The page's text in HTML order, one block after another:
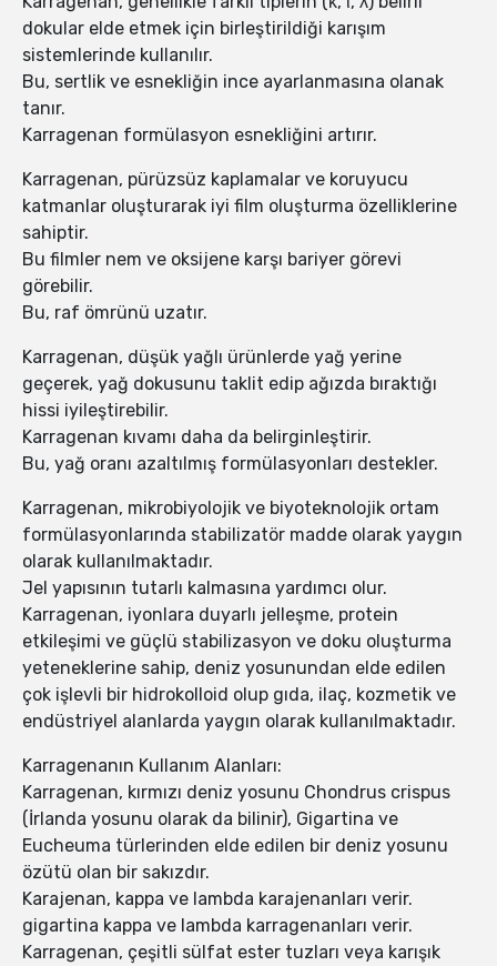
dokular elde etmek için birleştirildiği karışım
sistemlerinde kullanılır.
Bu, sertlik ve esnekliğin ince ayarlanmasına olanak
tanır.
Karragenan formülasyon esnekliğini artırır.
Karragenan, pürüzsüz kaplamalar ve koruyucu
katmanlar oluşturarak iyi film oluşturma özelliklerine
sahiptir.
Bu filmler nem ve oksijene karşı bariyer görevi
görebilir.
Bu, raf ömrünü uzatır.
Karragenan, düşük yağlı ürünlerde yağ yerine
geçerek, yağ dokusunu taklit edip ağızda bıraktığı
hissi iyileştirebilir.
Karragenan kıvamı daha da belirginleştirir.
Bu, yağ oranı azaltılmış formülasyonları destekler.
Karragenan, mikrobiyolojik ve biyoteknolojik ortam
formülasyonlarında stabilizatör madde olarak yaygın
olarak kullanılmaktadır.
Jel yapısının tutarlı kalmasına yardımcı olur.
Karragenan, iyonlara duyarlı jelleşme, protein
etkileşimi ve güçlü stabilizasyon ve doku oluşturma
yeteneklerine sahip, deniz yosunundan elde edilen
çok işlevli bir hidrokolloid olup gıda, ilaç, kozmetik ve
endüstriyel alanlarda yaygın olarak kullanılmaktadır.
Karragenanın Kullanım Alanları:
Karragenan, kırmızı deniz yosunu Chondrus crispus
(İrlanda yosunu olarak da bilinir), Gigartina ve
Eucheuma türlerinden elde edilen bir deniz yosunu
özütü olan bir sakızdır.
Karajenan, kappa ve lambda karajenanları verir.
gigartina kappa ve lambda karragenanları verir.
Karragenan, çeşitli sülfat ester tuzları veya karışık